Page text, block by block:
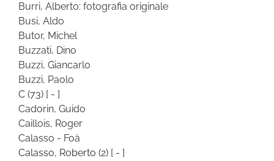
Burri, Alberto: fotografia originale
Busi, Aldo
Butor, Michel
Buzzati, Dino
Buzzi, Giancarlo
Buzzi, Paolo
C (73) [ - ]
Cadorin, Guido
Caillois, Roger
Calasso - Foà
Calasso, Roberto (2) [ - ]